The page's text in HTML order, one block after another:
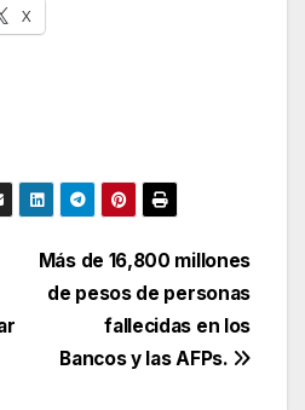
X
Más de 16,800 millones
de pesos de personas
fallecidas en los
Bancos y las AFPs.